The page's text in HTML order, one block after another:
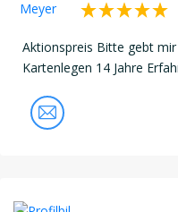
Aktionspreis Bitte gebt
Kartenlegen 14 Jahre